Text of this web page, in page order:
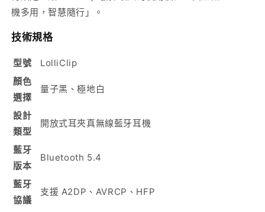
機多用，智慧隨行」。
技術規格
型號
LolliClip
顏色
選擇
量子黑、極地白
設計
類型
開放式耳夾真無線藍牙耳機
藍牙
版本
Bluetooth 5.4
藍牙
協議
支援 A2DP、AVRCP、HFP